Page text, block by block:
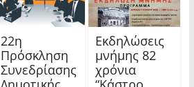
22η
Πρόσκληση
Συνεδρίασης
Εκδηλώσεις
μνήμης 82
χρόνια